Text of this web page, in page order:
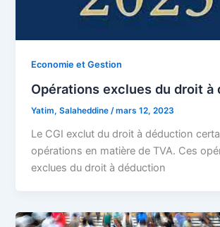
Economie et Gestion
Opérations exclues du droit à
Yatim, Salaheddine /mars 12, 2023
Le CGI exclut du droit à déduction
opérations en matière de TVA. Ces
exclues du droit à déduction